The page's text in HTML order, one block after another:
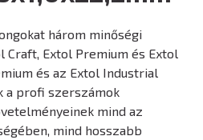
három minőségi
Craft, Extol Premium és Extol
és az Extol Industrial
a profi szerszámok
mind az
mind hosszabb